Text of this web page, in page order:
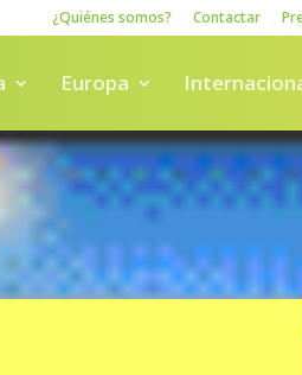
¿Quiénes somos? Contactar
Europa